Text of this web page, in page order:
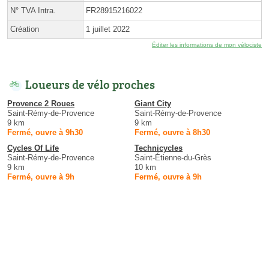
N° TVA Intra. FR28915216022
Création 1 juillet 2022
Éditer les informations de mon vélociste
Loueurs de vélo proches
Provence 2 Roues
Saint-Rémy-de-Provence
9 km
Fermé, ouvre à 9h30
Giant City
Saint-Rémy-de-Provence
9 km
Fermé, ouvre à 8h30
Cycles Of Life
Saint-Rémy-de-Provence
9 km
Fermé, ouvre à 9h
Technicycles
Saint-Étienne-du-Grès
10 km
Fermé, ouvre à 9h